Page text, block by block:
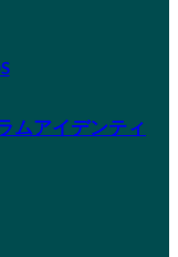
ムアイデンティ